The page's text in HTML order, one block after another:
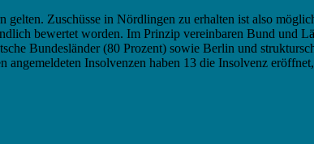
gelten. Zuschüsse in Nördlingen zu erhalten ist also
bewertet worden. Im Prinzip vereinbaren Bund und
Bundesländer (80 Prozent) sowie Berlin und
Insolvenzen haben 13 die Insolvenz